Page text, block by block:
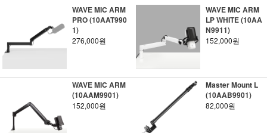
WAVE MIC ARM
PRO (10AAT990
1)
276,000원
WAVE MIC ARM
LP WHITE (10AA
N9911)
152,000원
WAVE MIC ARM
(10AAM9901)
152,000원
Master Mount L
(10AAB9901)
82,000원